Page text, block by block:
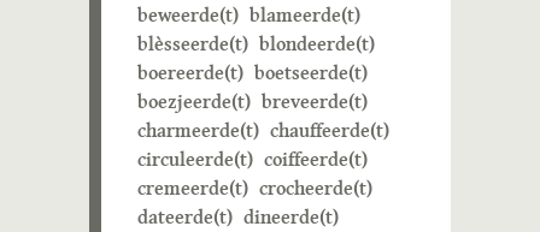
beweerde(t) blameerde(t)
blèsseerde(t) blondeerde(t)
boereerde(t) boetseerde(t)
boezjeerde(t) breveerde(t)
charmeerde(t) chauffeerde(t)
circuleerde(t) coiffeerde(t)
cremeerde(t) crocheerde(t)
dateerde(t) dineerde(t)